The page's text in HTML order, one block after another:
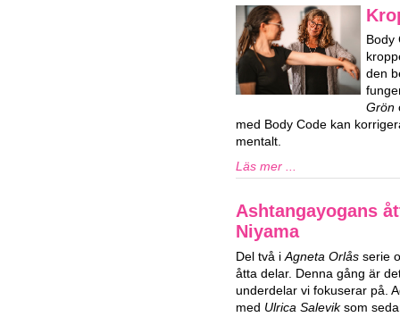
Body
den
Grön
med Body Code kan
mentalt.
Läs mer ...
Ashtangayogans
Niyama
Del två iAgneta Orlås serie
åtta delar. Denna gång är
underdelar vi fokuserar på.
med Ulrica Saleviksom